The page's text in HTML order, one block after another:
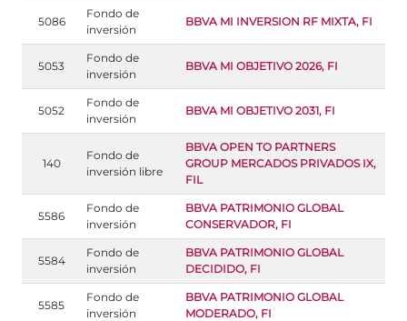
5086
Fondo de
inversión
BBVA MI INVERSION RF MIXTA, FI
5053
Fondo de
inversión
BBVA MI OBJETIVO 2026, FI
5052
Fondo de
inversión
BBVA MI OBJETIVO 2031, FI
140
Fondo de
inversión libre
BBVA OPEN TO PARTNERS
GROUP MERCADOS PRIVADOS IX,
FIL
5586
Fondo de
inversión
BBVA PATRIMONIO GLOBAL
CONSERVADOR, FI
5584
Fondo de
inversión
BBVA PATRIMONIO GLOBAL
DECIDIDO, FI
5585
Fondo de
inversión
BBVA PATRIMONIO GLOBAL
MODERADO, FI